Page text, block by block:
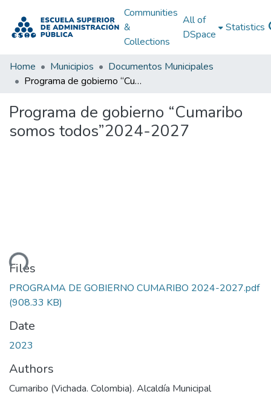
Communities
&
Collections
All of
DSpace
Statistics
Home Municipios
Documentos Municipales
Programa de gobierno “Cumaribo somos todos”2024-2027
Programa de gobierno “Cumaribo
somos todos”2024-2027
Files
PROGRAMA DE GOBIERNO CUMARIBO 2024-2027.pdf
(908.33 KB)
Date
2023
Authors
Cumaribo (Vichada. Colombia). Alcaldía Municipal